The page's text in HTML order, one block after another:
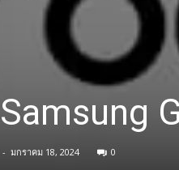
- มกราคม 18, 2024 0